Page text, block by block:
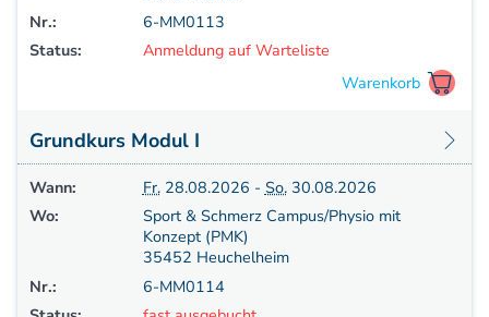
Nr.:
6-MM0113
Status:
Anmeldung auf Warteliste
Grundkurs Modul I
Wann: Fr.28.08.2026 - So.30.08.2026
Wo:
Sport & Schmerz Campus/Physio mit
Konzept (PMK)
35452 Heuchelheim
Nr.:
6-MM0114